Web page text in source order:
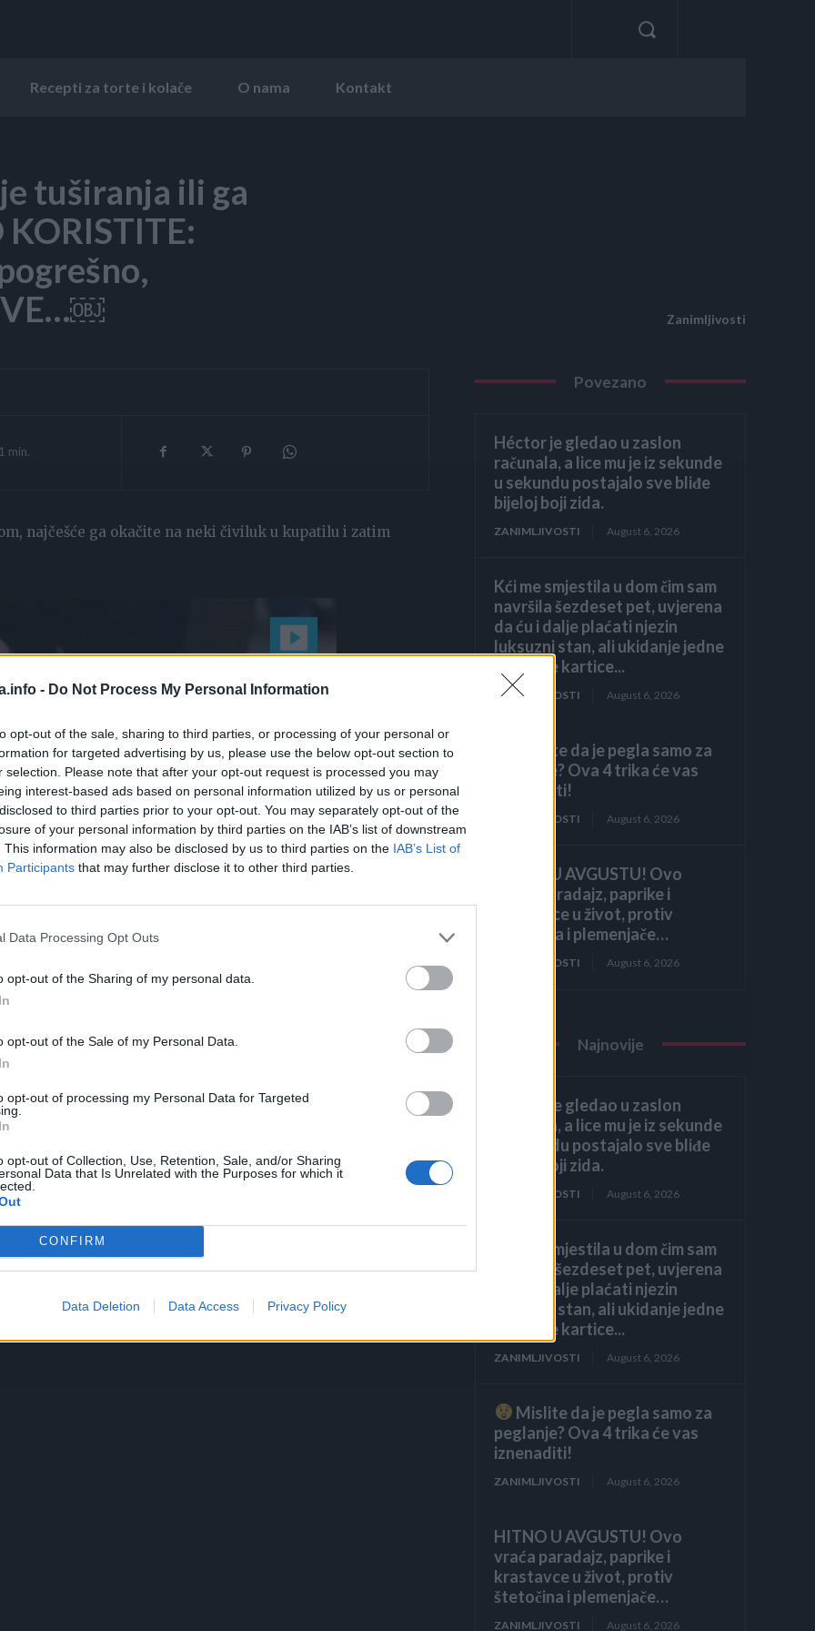
- Do Not Process My Personal Information
opt-out of the sale, sharing to third parties, or processing of your personal or
for targeted advertising by us, please use the below opt-out section to
selection. Please note that after your opt-out request is processed you may
interest-based ads based on personal information utilized by us or personal
to third parties prior to your opt-out. You may separately opt-out of the
of your personal information by third parties on the IAB’s list of downstream
This information may also be disclosed by us to third parties on the IAB’s List of
Participants that may further disclose it to other third parties.
Data Processing Opt Outs
opt-out of the Sharing of my personal data.
opt-out of the Sale of my Personal Data.
opt-out of processing my Personal Data for Targeted
opt-out of Collection, Use, Retention, Sale, and/or Sharing
Data that Is Unrelated with the Purposes for which it
CONFIRM
Data Deletion Data Access Privacy Policy
Recepti za torte i kolače O nama Kontakt
tuširanja ili ga
KORISTITE:
Zanimljivosti
1 min.
najčešće ga okačite na neki čiviluk u kupatilu i zatim
sloja kože, peškir prenoći na toplom i ujutru vas
se gljivica i bakterija na njemu može razviti za vrlo kratko
korišćenja jednog peškira tri puta između dva pranja, a u
brisanja, morate izinijeti na terasu ili, u sezoni grejanja,
Ukoliko imate sušač za peškire u kupatilu,
i lijepo raširite ubrus.
lice i tijelo, kao i da svaki član porodice mora imati
na tri dana, dok je onaj za ruke najbolje promijeniti
Povezano
Héctor je gledao u zaslon
računala, a lice mu je iz sekunde
u sekundu postajalo sve bliđe
bijeloj boji zida.
ZANIMLJIVOSTI August 6, 2026
Kći me smjestila u dom čim sam
navršila šezdeset pet, uvjerena
da ću i dalje plaćati njezin
luksuzni stan, ali ukidanje jedne
dodatne kartice...
ZANIMLJIVOSTI August 6, 2026
Mislite da je pegla samo za
peglanje? Ova 4 trika će vas
iznenaditi!
ZANIMLJIVOSTI August 6, 2026
HITNO U AVGUSTU! Ovo
vraća paradajz, paprike i
krastavce u život, protiv
štetočina i plemenjače…
ZANIMLJIVOSTI August 6, 2026
Najnovije
Héctor je gledao u zaslon
računala, a lice mu je iz sekunde
u sekundu postajalo sve bliđe
bijeloj boji zida.
ZANIMLJIVOSTI August 6, 2026
Kći me smjestila u dom čim sam
navršila šezdeset pet, uvjerena
da ću i dalje plaćati njezin
luksuzni stan, ali ukidanje jedne
dodatne kartice...
ZANIMLJIVOSTI August 6, 2026
Mislite da je pegla samo za
peglanje? Ova 4 trika će vas
iznenaditi!
ZANIMLJIVOSTI August 6, 2026
HITNO U AVGUSTU! Ovo
vraća paradajz, paprike i
krastavce u život, protiv
štetočina i plemenjače…
ZANIMLJIVOSTI August 6, 2026